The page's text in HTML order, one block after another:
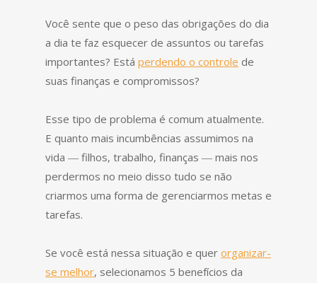
Você sente que o peso das obrigações do dia
a dia te faz esquecer de assuntos ou tarefas
importantes? Está perdendo o controle de
suas finanças e compromissos?
Esse tipo de problema é comum atualmente.
E quanto mais incumbências assumimos na
vida ― filhos, trabalho, finanças ― mais nos
perdermos no meio disso tudo se não
criarmos uma forma de gerenciarmos metas e
tarefas.
Se você está nessa situação e quer organizar-
se melhor, selecionamos 5 benefícios da